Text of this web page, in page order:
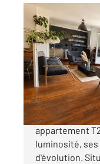
NANTES 44
61,13 m2, 2
Ref : 2036
155
DALBY Au
appartement
luminosité,
d'évolution.